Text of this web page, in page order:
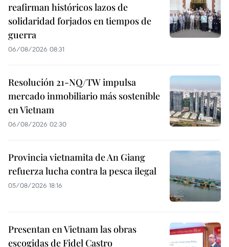
reafirman históricos lazos de
solidaridad forjados en tiempos de
guerra
06/08/2026 08:31
Resolución 21-NQ/TW impulsa
mercado inmobiliario más sostenible
en Vietnam
06/08/2026 02:30
Provincia vietnamita de An Giang
refuerza lucha contra la pesca ilegal
05/08/2026 18:16
Presentan en Vietnam las obras
escogidas de Fidel Castro